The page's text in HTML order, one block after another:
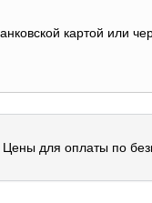
картой или
для оплаты по